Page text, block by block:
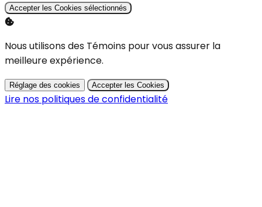
Accepter les Cookies sélectionnés
Nous utilisons des Témoins pour vous assurer la
meilleure expérience.
Réglage des cookies Accepter les Cookies
Lire nos politiques de confidentialité